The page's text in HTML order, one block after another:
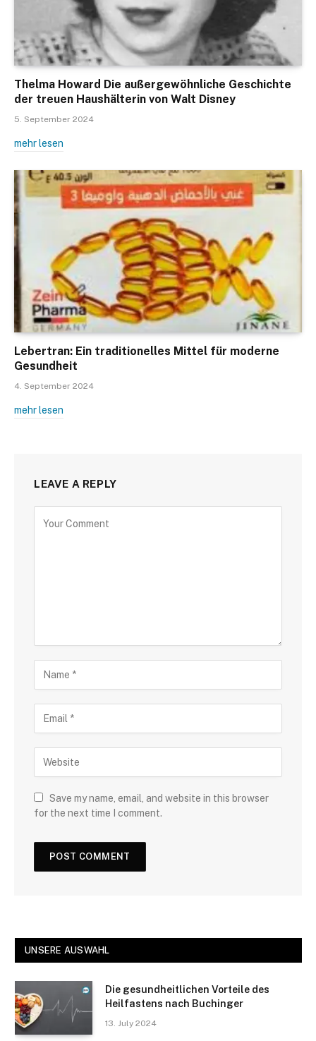
Thelma Howard Die außergewöhnliche Geschichte
der treuen Haushälterin von Walt Disney
5. September 2024
mehr lesen
Lebertran: Ein traditionelles Mittel für moderne
Gesundheit
4. September 2024
mehr lesen
LEAVE A REPLY
Save my name, email, and website in this browser
for the next time I comment.
UNSERE AUSWAHL
Die gesundheitlichen Vorteile des
Heilfastens nach Buchinger
13. July 2024